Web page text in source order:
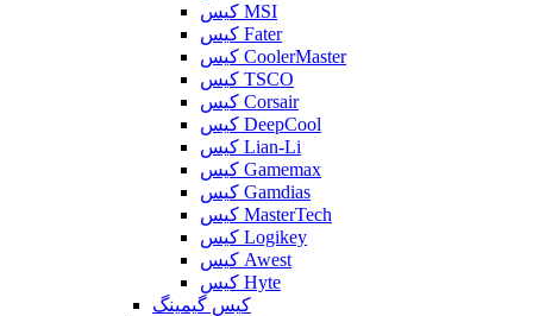
کیس MSI
کیس Fater
کیس CoolerMaster
کیس TSCO
کیس Corsair
کیس DeepCool
کیس Lian-Li
کیس Gamemax
کیس Gamdias
کیس MasterTech
کیس Logikey
کیس Awest
کیس Hyte
کیس گیمینگ